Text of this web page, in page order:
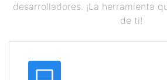
desarrolladores. ¡La herramienta
de ti!